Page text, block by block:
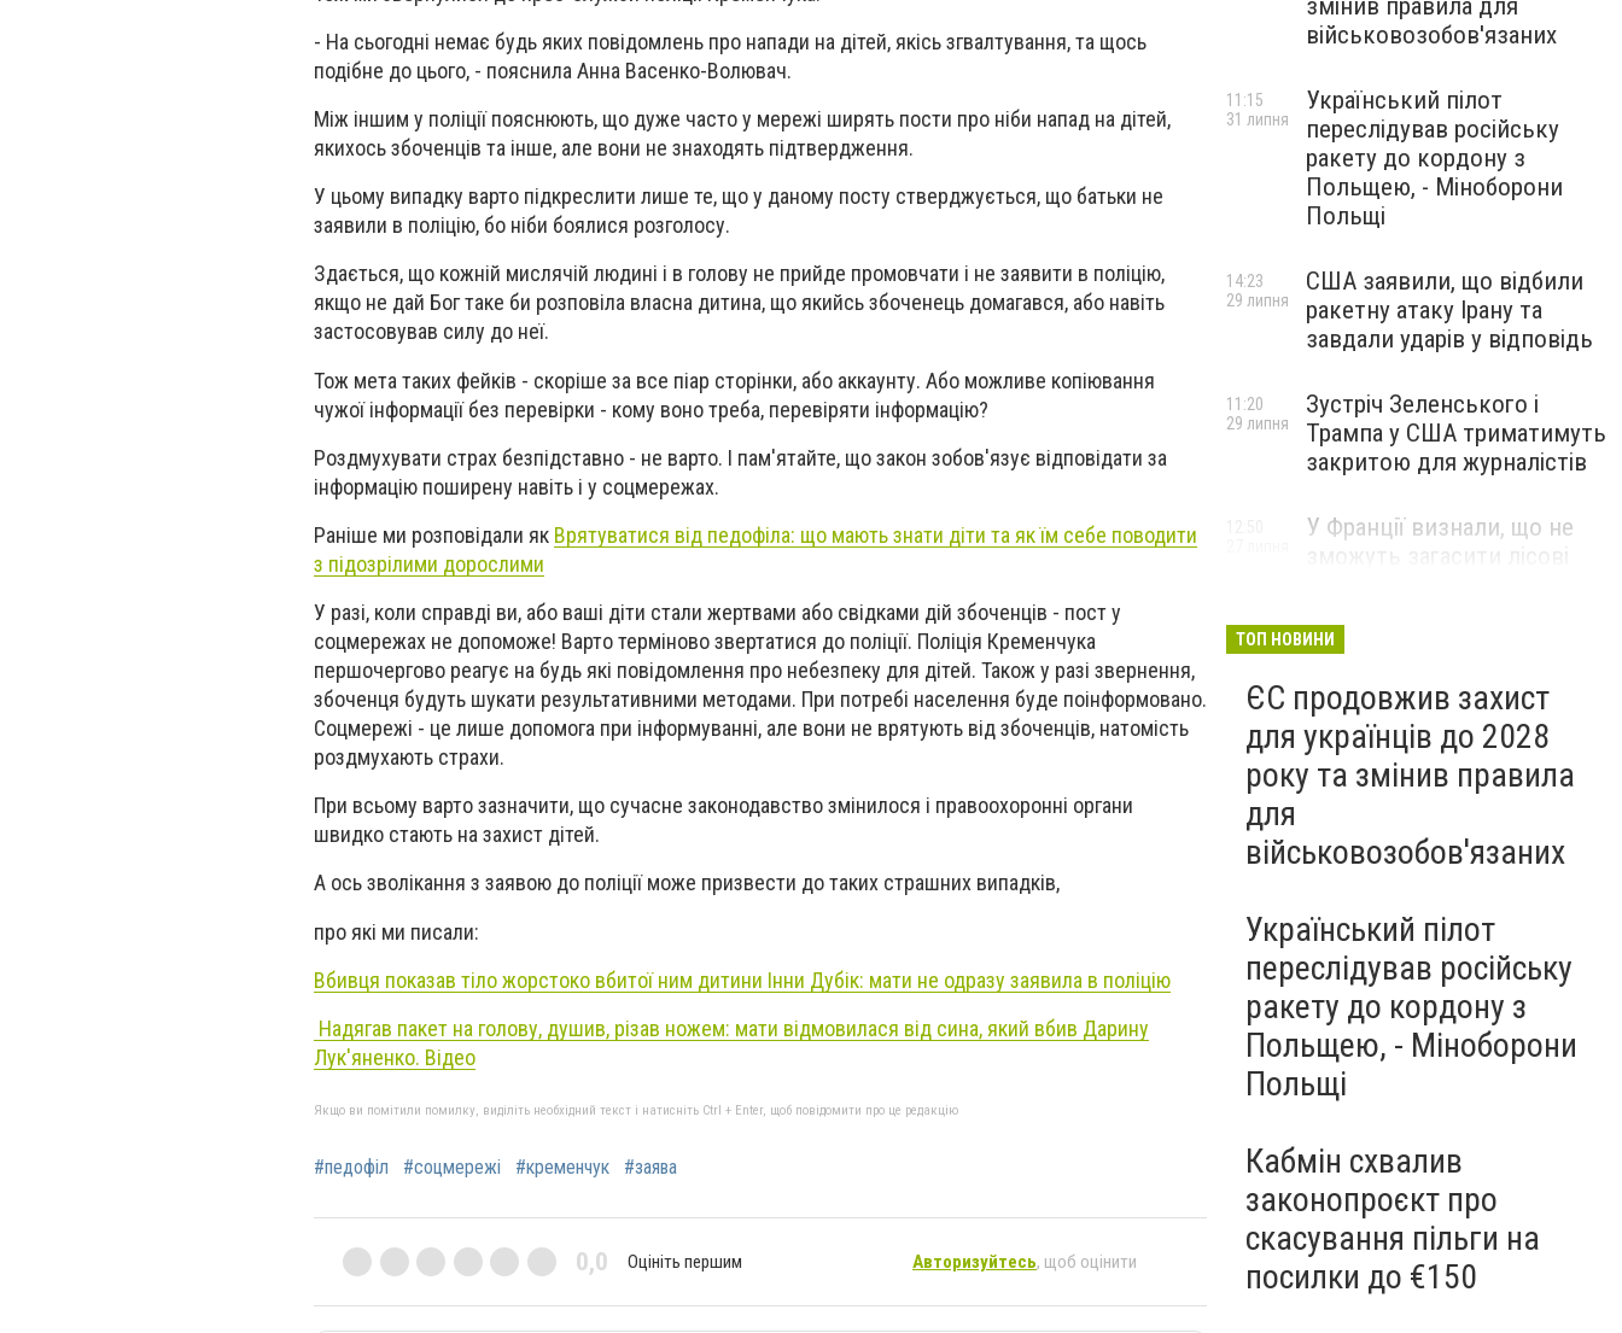
- На сьогодні немає будь яких повідомлень про напади на дітей, якісь згвалтування, та щось
подібне до цього, - пояснила Анна Васенко-Волювач.
Між іншим у поліції пояснюють, що дуже часто у мережі ширять пости про ніби напад на дітей,
якихось збоченців та інше, але вони не знаходять підтвердження.
У цьому випадку варто підкреслити лише те, що у даному посту стверджується, що батьки не
заявили в поліцію, бо ніби боялися розголосу.
Здається, що кожній мислячій людині і в голову не прийде промовчати і не заявити в поліцію,
якщо не дай Бог таке би розповіла власна дитина, що якийсь збоченець домагався, або навіть
застосовував силу до неї.
Тож мета таких фейків - скоріше за все піар сторінки, або аккаунту. Або можливе копіювання
чужої інформації без перевірки - кому воно треба, перевіряти інформацію?
Роздмухувати страх безпідставно - не варто. І пам'ятайте, що закон зобов'язує відповідати за
інформацію поширену навіть і у соцмережах.
Раніше ми розповідали як Врятуватися від педофіла: що мають знати діти та як їм себе поводити
з підозрілими дорослими
У разі, коли справді ви, або ваші діти стали жертвами або свідками дій збоченців - пост у
соцмережах не допоможе! Варто терміново звертатися до поліції. Поліція Кременчука
першочергово реагує на будь які повідомлення про небезпеку для дітей. Також у разі звернення,
збоченця будуть шукати результативними методами. При потребі населення буде поінформовано.
Соцмережі - це лише допомога при інформуванні, але вони не врятують від збоченців, натомість
роздмухають страхи.
При всьому варто зазначити, що сучасне законодавство змінилося і правоохоронні органи
швидко стають на захист дітей.
А ось зволікання з заявою до поліції може призвести до таких страшних випадків,
про які ми писали:
Вбивця показав тіло жорстоко вбитої ним дитини Інни Дубік: мати не одразу заявила в поліцію
Надягав пакет на голову, душив, різав ножем: мати відмовилася від сина, який вбив Дарину
Лук'яненко. Відео
Якщо ви помітили помилку, виділіть необхідний текст і натисніть Ctrl + Enter, щоб повідомити про це редакцію
#педофіл #соцмережі #кременчук #заява
0,0 Оцініть першим Авторизуйтесь, щоб оцінити
змінив правила для
військовозобов'язаних
Український пілот
переслідував російську
ракету до кордону з
Польщею, - Міноборони
Польщі
11:15
31 липня
США заявили, що відбили
ракетну атаку Ірану та
завдали ударів у відповідь
14:23
29 липня
Зустріч Зеленського і
Трампа у США триматимуть
закритою для журналістів
11:20
29 липня
У Франції визнали, що не
ТОП НОВИНИ
ЄС продовжив захист
для українців до 2028
року та змінив правила
для
військовозобов'язаних
Український пілот
переслідував російську
ракету до кордону з
Польщею, - Міноборони
Польщі
Кабмін схвалив
законопроєкт про
скасування пільги на
посилки до €150